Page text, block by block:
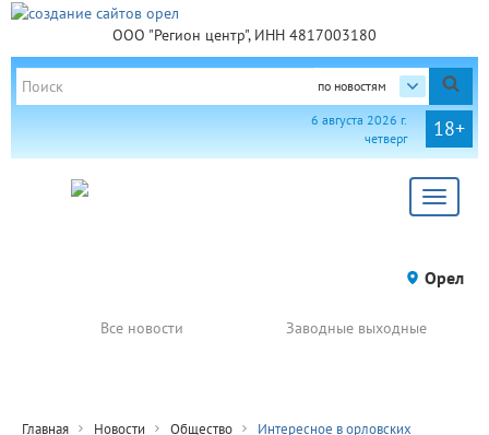
ООО "Регион центр", ИНН 4817003180
по новостям
18+
6 августа 2026 г.
четверг
Toggle
Орел
Все новости Заводные выходные
Главная Новости Общество
Интересное в орловских